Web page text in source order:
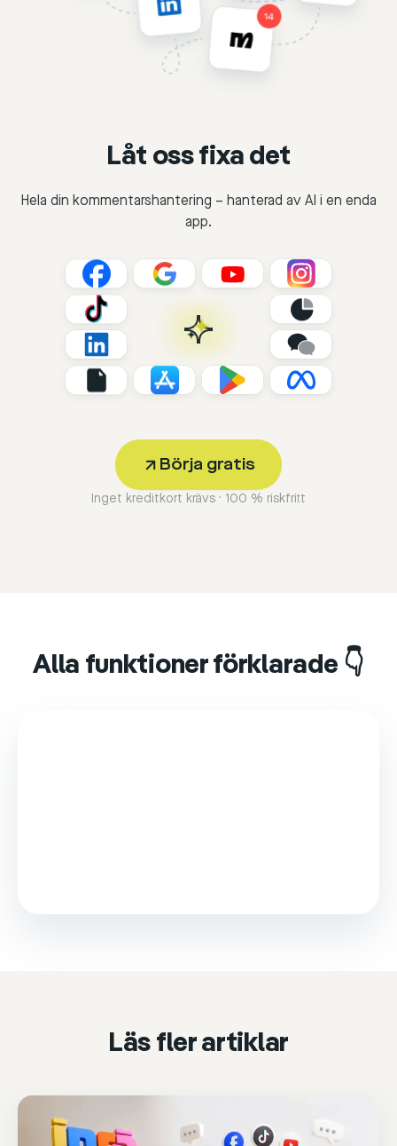
Låt oss fixa det
Hela din kommentarshantering – hanterad av AI i en enda
app.
Börja gratis
Inget kreditkort krävs · 100 % riskfritt
Alla funktioner förklarade 👇
Läs fler artiklar